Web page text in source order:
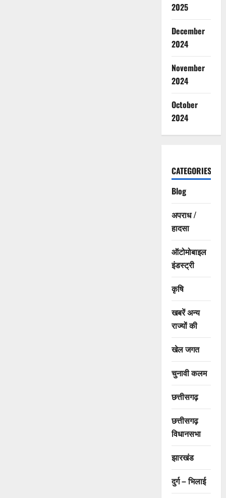
2025
December
2024
November
2024
October
2024
CATEGORIES
Blog
अपराध /
हादसा
ऑटोमोबाइल
इंडस्ट्री
कृषि
खबरें अन्य
राज्यों की
खेल जगत
चुनावी कलम
छत्तीसगढ़
छत्तीसगढ़
विधानसभा
झारखंड
दुर्ग – भिलाई